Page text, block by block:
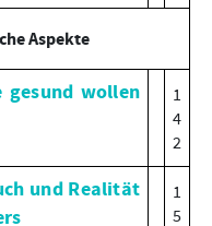
Aspekte
gesund wollen
1
4
2
und Realität
1
5